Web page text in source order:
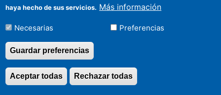
Información para proveedores
Organismos financiadores
Cómo llegar
©Copyright 2026 Todos los derechos reservados
haya hecho de sus servicios. Más información
Necesarias Preferencias
Guardar preferencias
Rechazar todas
Aceptar todas